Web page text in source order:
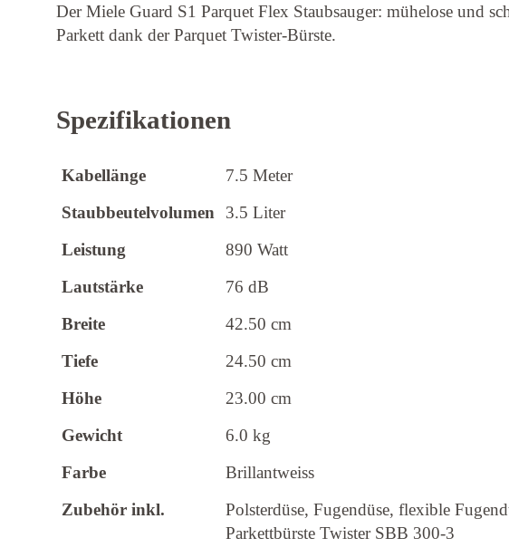
Der Miele Guard S1 Parquet Flex Staubsauger: mühelose und
Parkett dank der Parquet Twister-Bürste.
Spezifikationen
Kabellänge
7.5 Meter
Staubbeutelvolumen
3.5 Liter
Leistung
890 Watt
Lautstärke
76 dB
Breite
42.50 cm
Tiefe
24.50 cm
Höhe
23.00 cm
Gewicht
6.0 kg
Farbe
Brillantweiss
Zubehör inkl.
Polsterdüse, Fugendüse, flexible
Parkettbürste Twister SBB 300-3